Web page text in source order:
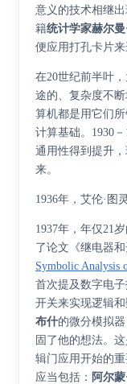
意义的技术相继
籍统计学家赫尔曼
便应用打孔卡片来
在20世纪前半叶
途的、复杂度不
算机都是用它们
计算基础。1930
通用性得到提升
来。
1936年，艾伦·图
1937年，年仅21
了论文《继电器
Symbolic Analysis
首次提及数字电
开关来实现逻辑
布什的微分模拟器
固了他的想法。
辑门应用开始的
应当包括： 阿尔